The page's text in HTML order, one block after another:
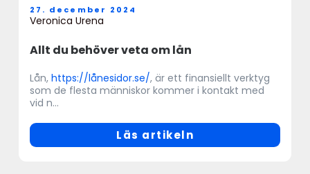
Allt du behöver veta om lån
27. december 2024
Veronica Urena
Lån, https://lånesidor.se/, är ett finansiellt verktyg
som de flesta människor kommer i kontakt med
vid n...
Läs artikeln